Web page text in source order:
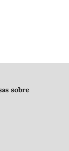
sobre